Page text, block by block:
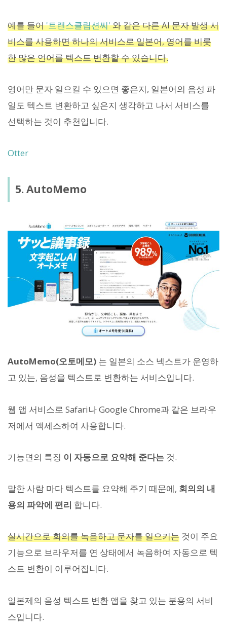
예를 들어'트랜스클립션씨'와 같은 다른 AI 문자 발생 서
비스를 사용하면 하나의 서비스로 일본어, 영어를 비롯
한 많은 언어를 텍스트 변환할 수 있습니다.
영어만 문자 일으킬 수 있으면 좋은지, 일본어의 음성 파
일도 텍스트 변환하고 싶은지 생각하고 나서 서비스를
선택하는 것이 추천입니다.
Otter
5. AutoMemo
AutoMemo(오토메모) 는 일본의 소스 넥스트가 운영하
고 있는, 음성을 텍스트로 변환하는 서비스입니다.
웹 앱 서비스로 Safari나 Google Chrome과 같은 브라우
저에서 액세스하여 사용합니다.
기능면의 특징 이 자동으로 요약해 준다는 것.
말한 사람 마다 텍스트를 요약해 주기 때문에, 회의의 내
용의 파악에 편리 합니다.
실시간으로 회의를 녹음하고 문자를 일으키는 것이 주요
기능으로 브라우저를 연 상태에서 녹음하여 자동으로 텍
스트 변환이 이루어집니다.
일본제의 음성 텍스트 변환 앱을 찾고 있는 분용의 서비
스입니다.